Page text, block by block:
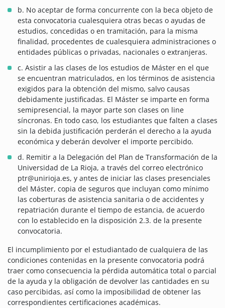
b. No aceptar de forma concurrente con la beca objeto de
esta convocatoria cualesquiera otras becas o ayudas de
estudios, concedidas o en tramitación, para la misma
finalidad, procedentes de cualesquiera administraciones o
entidades públicas o privadas, nacionales o extranjeras.
c. Asistir a las clases de los estudios de Máster en el que
se encuentran matriculados, en los términos de asistencia
exigidos para la obtención del mismo, salvo causas
debidamente justificadas. El Máster se imparte en forma
semipresencial, la mayor parte son clases on line
síncronas. En todo caso, los estudiantes que falten a clases
sin la debida justificación perderán el derecho a la ayuda
económica y deberán devolver el importe percibido.
d. Remitir a la Delegación del Plan de Transformación de la
Universidad de La Rioja, a través del correo electrónico
ptr@unirioja.es, y antes de iniciar las clases presenciales
del Máster, copia de seguros que incluyan como mínimo
las coberturas de asistencia sanitaria o de accidentes y
repatriación durante el tiempo de estancia, de acuerdo
con lo establecido en la disposición 2.3. de la presente
convocatoria.
El incumplimiento por el estudiantado de cualquiera de las
condiciones contenidas en la presente convocatoria podrá
traer como consecuencia la pérdida automática total o parcial
de la ayuda y la obligación de devolver las cantidades en su
caso percibidas, así como la imposibilidad de obtener las
correspondientes certificaciones académicas.